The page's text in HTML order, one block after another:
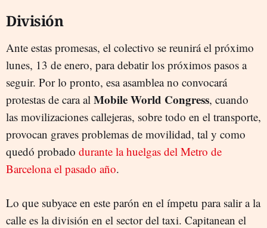
División
Ante estas promesas, el colectivo se reunirá el próximo
lunes, 13 de enero, para debatir los próximos pasos a
seguir. Por lo pronto, esa asamblea no convocará
protestas de cara al Mobile World Congress, cuando
las movilizaciones callejeras, sobre todo en el transporte,
provocan graves problemas de movilidad, tal y como
quedó probado durante la huelgas del Metro de
Barcelona el pasado año.
Lo que subyace en este parón en el ímpetu para salir a la
calle es la división en el sector del taxi. Capitanean el